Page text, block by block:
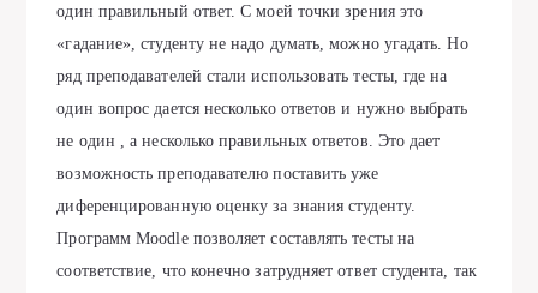
один правильный ответ. С моей точки зрения это
«гадание», студенту не надо думать, можно угадать. Но
ряд преподавателей стали использовать тесты, где на
один вопрос дается несколько ответов и нужно выбрать
не один , а несколько правильных ответов. Это дает
возможность преподавателю поставить уже
диференцированную оценку за знания студенту.
Программ Moodle позволяет составлять тесты на
соответствие, что конечно затрудняет ответ студента, так